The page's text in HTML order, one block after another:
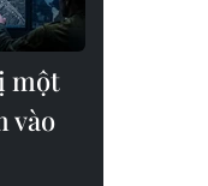
một
vào